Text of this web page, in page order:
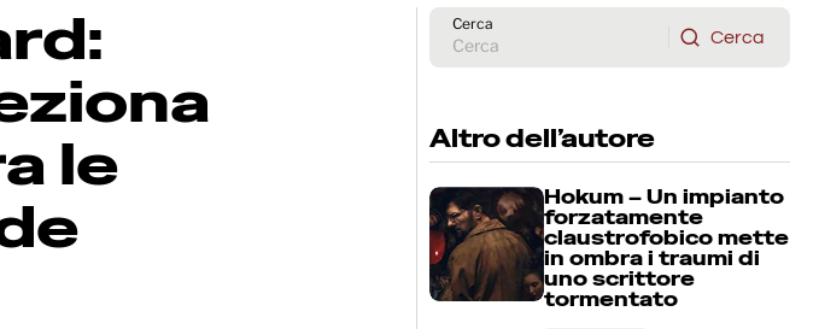
della Grande
virtù di una telenovela queer
le
Cerca
Cerca
Altro dell’autore
Hokum – Un impianto
forzatamente
claustrofobico mette
in ombra i traumi di
uno scrittore
tormentato